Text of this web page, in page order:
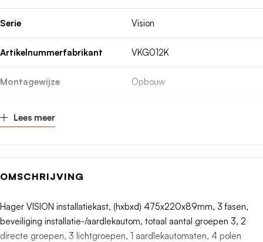
Serie Vision
Artikelnummerfabrikant VKG012K
Montagewijze Opbouw
Breedte
Aantal rijen 2
Lees meer
OMSCHRIJVING
Hager VISION installatiekast, (hxbxd) 475x220x89mm, 3 fasen,
beveiliging installatie-/aardlekautom, totaal aantal groepen 3, 2
directe groepen, 3 lichtgroepen, 1 aardlekautomaten, 4 polen